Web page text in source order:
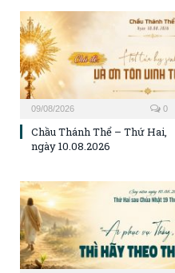
09/08/2026 0
Chầu Thánh Thể – Thứ Hai,
ngày 10.08.2026